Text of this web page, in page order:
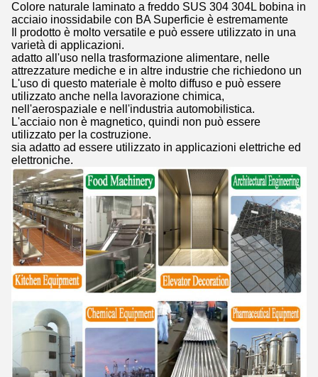
Colore naturale laminato a freddo SUS 304 304L bobina in
acciaio inossidabile con BA Superficie è estremamente
Il prodotto è molto versatile e può essere utilizzato in una
varietà di applicazioni.
adatto all'uso nella trasformazione alimentare, nelle
attrezzature mediche e in altre industrie che richiedono un
L'uso di questo materiale è molto diffuso e può essere
utilizzato anche nella lavorazione chimica,
nell'aerospaziale e nell'industria automobilistica.
L'acciaio non è magnetico, quindi non può essere
utilizzato per la costruzione.
sia adatto ad essere utilizzato in applicazioni elettriche ed
elettroniche.